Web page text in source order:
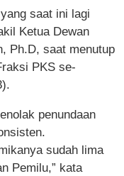
saat ini lagi
Ketua Dewan
Ph.D, saat menutup
PKS se-
penundaan
sudah lima
Pemilu,” kata